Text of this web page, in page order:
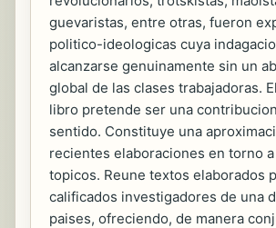
guevaristas, entre otras, fueron
politico-ideologicas cuya
alcanzarse genuinamente sin un
global de las clases trabajadoras.
libro pretende ser una
sentido. Constituye una
recientes elaboraciones en torno
topicos. Reune textos elaborados
calificados investigadores de una
paises, ofreciendo, de manera